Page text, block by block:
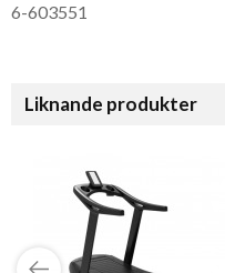
6-603551
Liknande produkter